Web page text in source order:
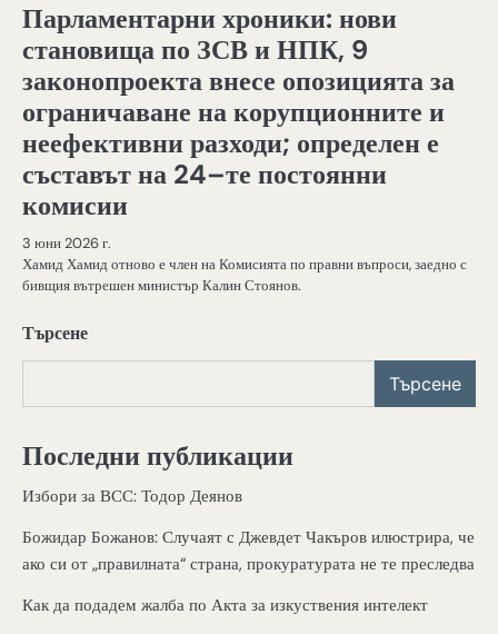
Парламентарни хроники: нови
становища по ЗСВ и НПК, 9
законопроекта внесе опозицията за
ограничаване на корупционните и
неефективни разходи; определен е
съставът на 24–те постоянни
комисии
3 юни 2026 г.
Хамид Хамид отново е член на Комисията по правни въпроси, заедно с
бивщия вътрешен министър Калин Стоянов.
Търсене
Търсене
Последни публикации
Избори за ВСС: Тодор Деянов
Божидар Божанов: Случаят с Джевдет Чакъров илюстрира, че
ако си от „правилната“ страна, прокуратурата не те преследва
Как да подадем жалба по Акта за изкуствения интелект